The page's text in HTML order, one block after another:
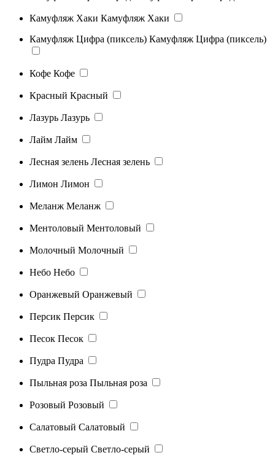
Камуфляж Хаки Камуфляж Хаки
Камуфляж Цифра (пиксель) Камуфляж Цифра (пиксель)
Кофе Кофе
Красный Красный
Лазурь Лазурь
Лайм Лайм
Лесная зелень Лесная зелень
Лимон Лимон
Меланж Меланж
Ментоловый Ментоловый
Молочный Молочный
Небо Небо
Оранжевый Оранжевый
Персик Персик
Песок Песок
Пудра Пудра
Пыльная роза Пыльная роза
Розовый Розовый
Салатовый Салатовый
Светло-серый Светло-серый